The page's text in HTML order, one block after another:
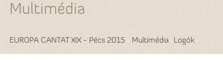
Multimédia
EUROPA CANTAT XIX - Pécs 2015 Multimédia Logók